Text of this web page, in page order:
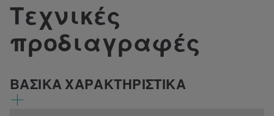
Τεχνικές
προδιαγραφές
ΒΑΣΙΚΑ ΧΑΡΑΚΤΗΡΙΣΤΙΚΑ